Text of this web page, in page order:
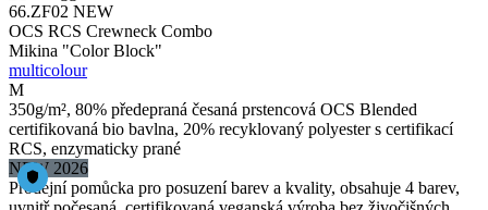
66.ZF02 NEW
OCS RCS Crewneck Combo
Mikina "Color Block"
multicolour
M
350g/m², 80% předepraná česaná prstencová OCS Blended
certifikovaná bio bavlna, 20% recyklovaný polyester s certifikací
RCS, enzymaticky prané
NEW 2026
Prodejní pomůcka pro posuzení barev a kvality, obsahuje 4 barev,